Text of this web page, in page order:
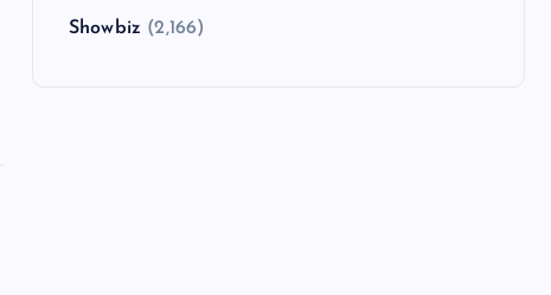
Showbiz (2,166)